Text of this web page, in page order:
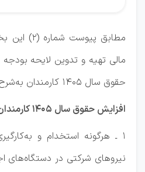
مطابق
حقوق سال 1405 کارمندان به‌شرح زیر تعیین شده است:
افزایش حقوق سال 1405 کارمندان و سایر مزایا
1 ـ هرگونه استخدام و
نیروهای شرکتی در دستگاه‌های